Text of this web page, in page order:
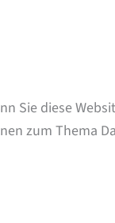
Sie diese
zum Thema